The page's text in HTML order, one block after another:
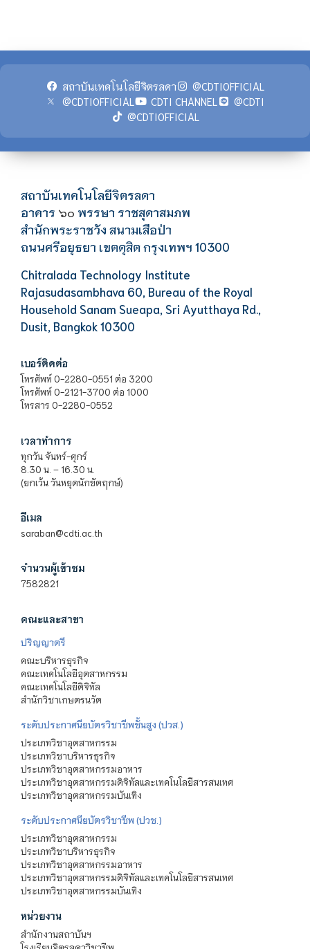
สถาบันเทคโนโลยีจิตรลดา
@CDTIOFFICIAL
@CDTIOFFICIAL
CDTI CHANNEL
@CDTI
@CDTIOFFICIAL
สถาบันเทคโนโลยีจิตรลดา
อาคาร ๖๐ พรรษา ราชสุดาสมภพ
สำนักพระราชวัง สนามเสือป่า
ถนนศรีอยุธยา เขตดุสิต กรุงเทพฯ 10300
Chitralada Technology Institute
Rajasudasambhava 60, Bureau of the Royal
Household Sanam Sueapa, Sri Ayutthaya Rd.,
Dusit, Bangkok 10300
เบอร์ติดต่อ
โทรศัพท์ 0-2280-0551 ต่อ 3200
โทรศัพท์ 0-2121-3700 ต่อ 1000
โทรสาร 0-2280-0552
เวลาทำการ
ทุกวัน จันทร์-ศุกร์
8.30 น. – 16.30 น.
(ยกเว้น วันหยุดนักขัตฤกษ์)
อีเมล
saraban@cdti.ac.th
จำนวนผู้เข้าชม
7582821
คณะและสาขา
ปริญญาตรี
คณะบริหารธุรกิจ
คณะเทคโนโลยีอุตสาหกรรม
คณะเทคโนโลยีดิจิทัล
สำนักวิชาเกษตรนวัต
ระดับประกาศนียบัตรวิชาชีพชั้นสูง (ปวส.)
ประเภทวิชาอุตสาหกรรม
ประเภทวิชาบริหารธุรกิจ
ประเภทวิชาอุตสาหกรรมอาหาร
ประเภทวิชาอุตสาหกรรมดิจิทัลและเทคโนโลยีสารสนเทศ
ประเภทวิชาอุตสาหกรรมบันเทิง
ระดับประกาศนียบัตรวิชาชีพ (ปวช.)
ประเภทวิชาอุตสาหกรรม
ประเภทวิชาบริหารธุรกิจ
ประเภทวิชาอุตสาหกรรมอาหาร
ประเภทวิชาอุตสาหกรรมดิจิทัลและเทคโนโลยีสารสนเทศ
ประเภทวิชาอุตสาหกรรมบันเทิง
หน่วยงาน
สำนักงานสถาบันฯ